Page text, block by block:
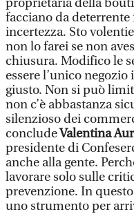
proprietaria della
facciano da
incertezza. Sto
non lo farei se non
chiusura. Modifico le
essere l’unico
giusto. Non si può
non c’è abbastanza
silenzioso dei
concludeValentina
presidente di
anche alla gente.
lavorare solo sulle
prevenzione. In
uno strumento per